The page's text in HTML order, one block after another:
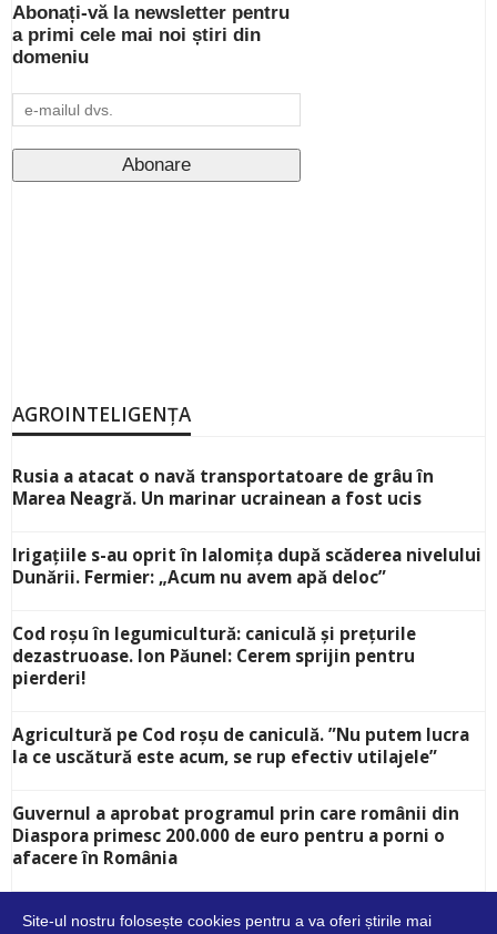
Abonați-vă la newsletter pentru
a primi cele mai noi știri din
domeniu
AGROINTELIGENȚA
Rusia a atacat o navă transportatoare de grâu în
Marea Neagră. Un marinar ucrainean a fost ucis
Irigațiile s-au oprit în Ialomița după scăderea nivelului
Dunării. Fermier: „Acum nu avem apă deloc”
Cod roșu în legumicultură: caniculă și prețurile
dezastruoase. Ion Păunel: Cerem sprijin pentru
pierderi!
Agricultură pe Cod roșu de caniculă. ”Nu putem lucra
la ce uscătură este acum, se rup efectiv utilajele”
Guvernul a aprobat programul prin care românii din
Diaspora primesc 200.000 de euro pentru a porni o
afacere în România
Site-ul nostru folosește cookies pentru a va oferi știrile mai